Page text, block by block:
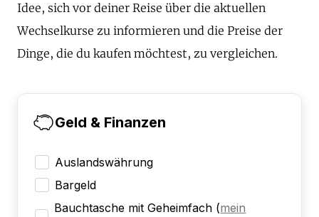
Idee, sich vor deiner Reise über die aktuellen
Wechselkurse zu informieren und die Preise der
Dinge, die du kaufen möchtest, zu vergleichen.
Geld & Finanzen
Auslandswährung
Bargeld
Bauchtasche mit Geheimfach (mein